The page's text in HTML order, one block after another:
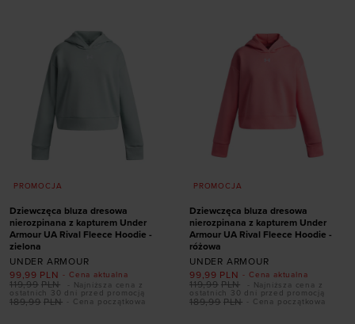
PROMOCJA
Dodaj produkt w
Dziewczęca bluza dresowa
nierozpinana z kapturem Under
Armour UA Rival Fleece Hoodie -
zielona
UNDER ARMOUR
- Cena aktualna
99,99 PLN
- Cena początkowa
189,99 PLN
119,99 PLN
- Najniższa cena z
ostatnich 30 dni przed promocją
PROMOCJA
Dodaj produkt w
Dziewczęca bluza dresowa
nierozpinana z kapturem Under
Armour UA Rival Fleece Hoodie -
różowa
UNDER ARMOUR
- Cena aktualna
99,99 PLN
- Cena początkowa
189,99 PLN
119,99 PLN
- Najniższa cena z
ostatnich 30 dni przed promocją